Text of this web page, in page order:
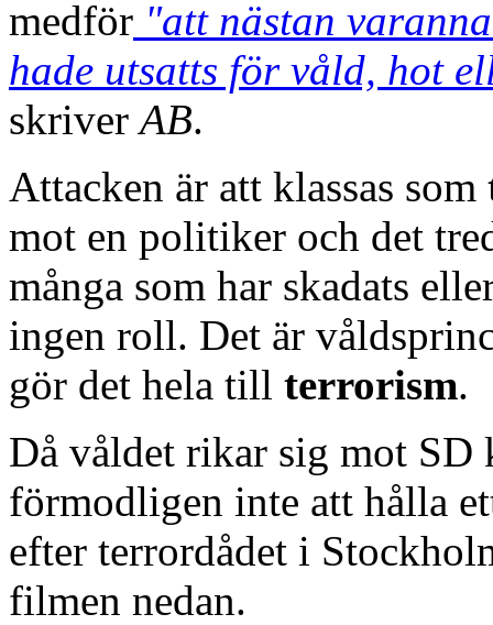
medför "att nästan
hade utsatts för våld, hot
skriverAB.
Attacken är att klassas som
mot en politiker och det
många som har skadats
ingen roll. Det är
gör det hela till terrorism.
Då våldet rikar sig mot SD
förmodligen inte att hålla
efter terrordådet i
filmen nedan.